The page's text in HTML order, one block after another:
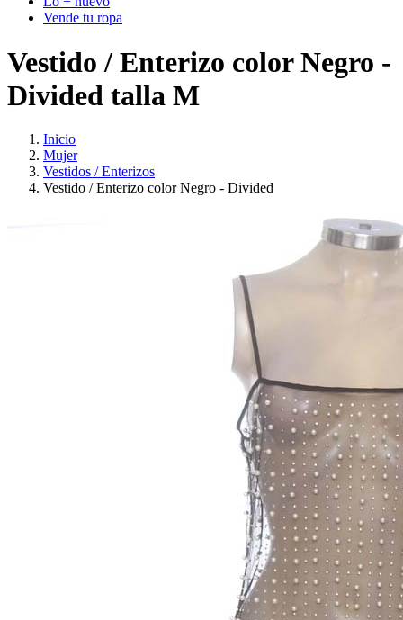
Vende tu ropa
Vestido / Enterizo color Negro -
Divided talla M
Inicio
Mujer
Vestidos / Enterizos
Vestido / Enterizo color Negro - Divided